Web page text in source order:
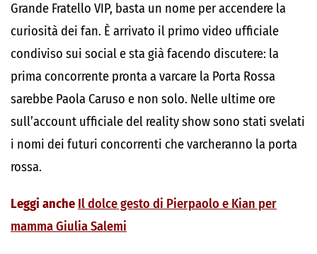
Grande Fratello VIP, basta un nome per accendere la
curiosità dei fan. È arrivato il primo video ufficiale
condiviso sui social e sta già facendo discutere: la
prima concorrente pronta a varcare la Porta Rossa
sarebbe Paola Caruso e non solo. Nelle ultime ore
sull’account ufficiale del reality show sono stati svelati
i nomi dei futuri concorrenti che varcheranno la porta
rossa.
Leggi anche Il dolce gesto di Pierpaolo e Kian per
mamma Giulia Salemi